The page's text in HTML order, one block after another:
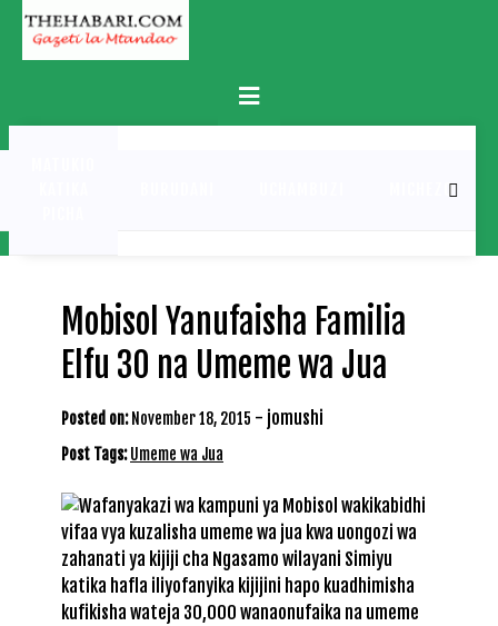
Skip
content
Primary
Menu
MICHEZO
Mobisol Yanufaisha Familia
Elfu 30 na Umeme wa Jua
Posted on: November 18, 2015 - jomushi
Post Tags:Umeme wa Jua